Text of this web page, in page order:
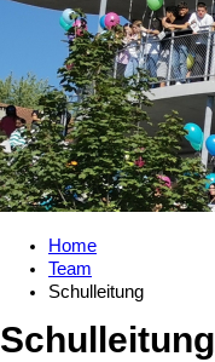
Home
Team
Schulleitung
Schulleitung